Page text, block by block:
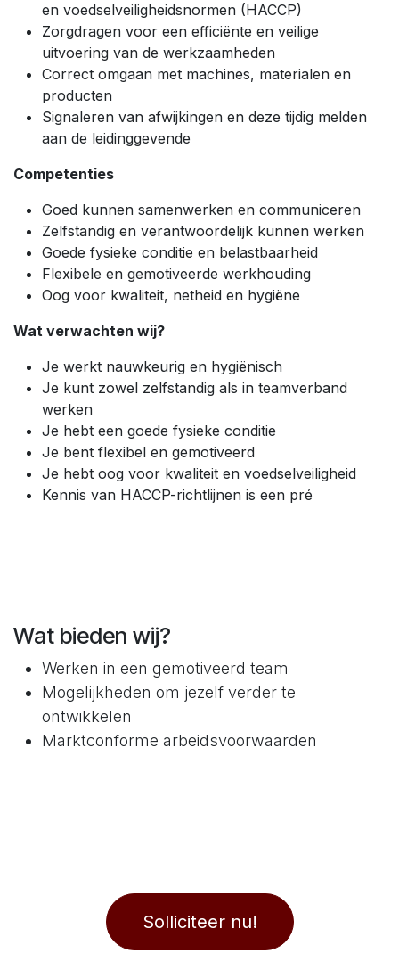
en voedselveiligheidsnormen (HACCP)
Zorgdragen voor een efficiënte en veilige
uitvoering van de werkzaamheden
Correct omgaan met machines, materialen en
producten
Signaleren van afwijkingen en deze tijdig melden
aan de leidinggevende
Competenties
Goed kunnen samenwerken en communiceren
Zelfstandig en verantwoordelijk kunnen werken
Goede fysieke conditie en belastbaarheid
Flexibele en gemotiveerde werkhouding
Oog voor kwaliteit, netheid en hygiëne
Wat verwachten wij?
Je werkt nauwkeurig en hygiënisch
Je kunt zowel zelfstandig als in teamverband
werken
Je hebt een goede fysieke conditie
Je bent flexibel en gemotiveerd
Je hebt oog voor kwaliteit en voedselveiligheid
Kennis van HACCP-richtlijnen is een pré
Wat bieden wij?
Werken in een gemotiveerd team
Mogelijkheden om jezelf verder te
ontwikkelen
Marktconforme arbeidsvoorwaarden
Solliciteer nu!